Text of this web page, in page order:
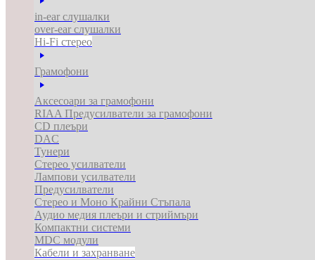
in-ear слушалки
over-ear слушалки
Hi-Fi стерео
Грамофони
Аксесоари за грамофони
RIAA Предусилватели за грамофони
CD плеъри
DAC
Тунери
Стерео усилватели
Лампови усилватели
Предусилватели
Стерео и Моно Крайни Стъпала
Аудио медия плеъри и стриймъри
Компактни системи
MDC модули
Кабели и захранване